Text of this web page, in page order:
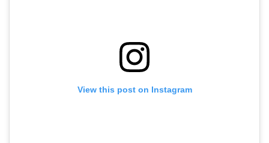
View this post on Instagram